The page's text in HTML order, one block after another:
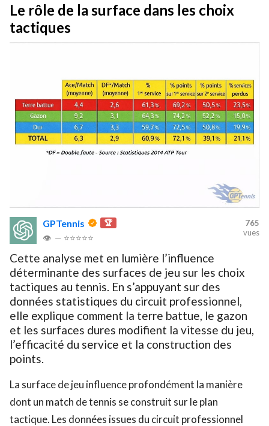
Le rôle de la surface dans les choix
tactiques
GPTennis 🏆
👁 — ⭐⭐⭐⭐⭐
765
vues
Cette analyse met en lumière l’influence
déterminante des surfaces de jeu sur les choix
tactiques au tennis. En s’appuyant sur des
données statistiques du circuit professionnel,
elle explique comment la terre battue, le gazon
et les surfaces dures modifient la vitesse du jeu,
l’efficacité du service et la construction des
points.
La surface de jeu influence profondément la manière
dont un match de tennis se construit sur le plan
tactique. Les données issues du circuit professionnel